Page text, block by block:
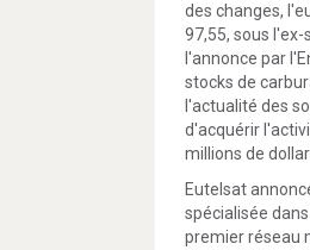
des changes,
97,55, sous l'ex-
l'annonce par
stocks de
l'actualité des
d'acquérir
millions de
Eutelsat
spécialisée
premier réseau